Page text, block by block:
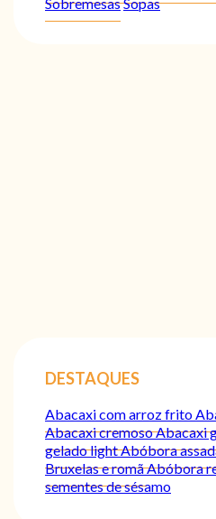
DESTAQUES
Abacaxi com arroz frito
Abacaxi cremosoAbacaxi
gelado lightAbóbora
Bruxelas e romãAbóbora
sementes de sésamo